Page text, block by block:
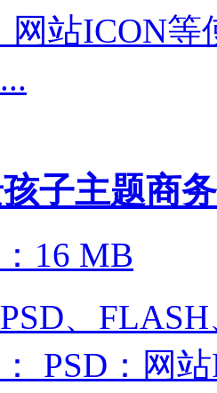
网站ICON
子主题商
16 MB
、
PSD：网